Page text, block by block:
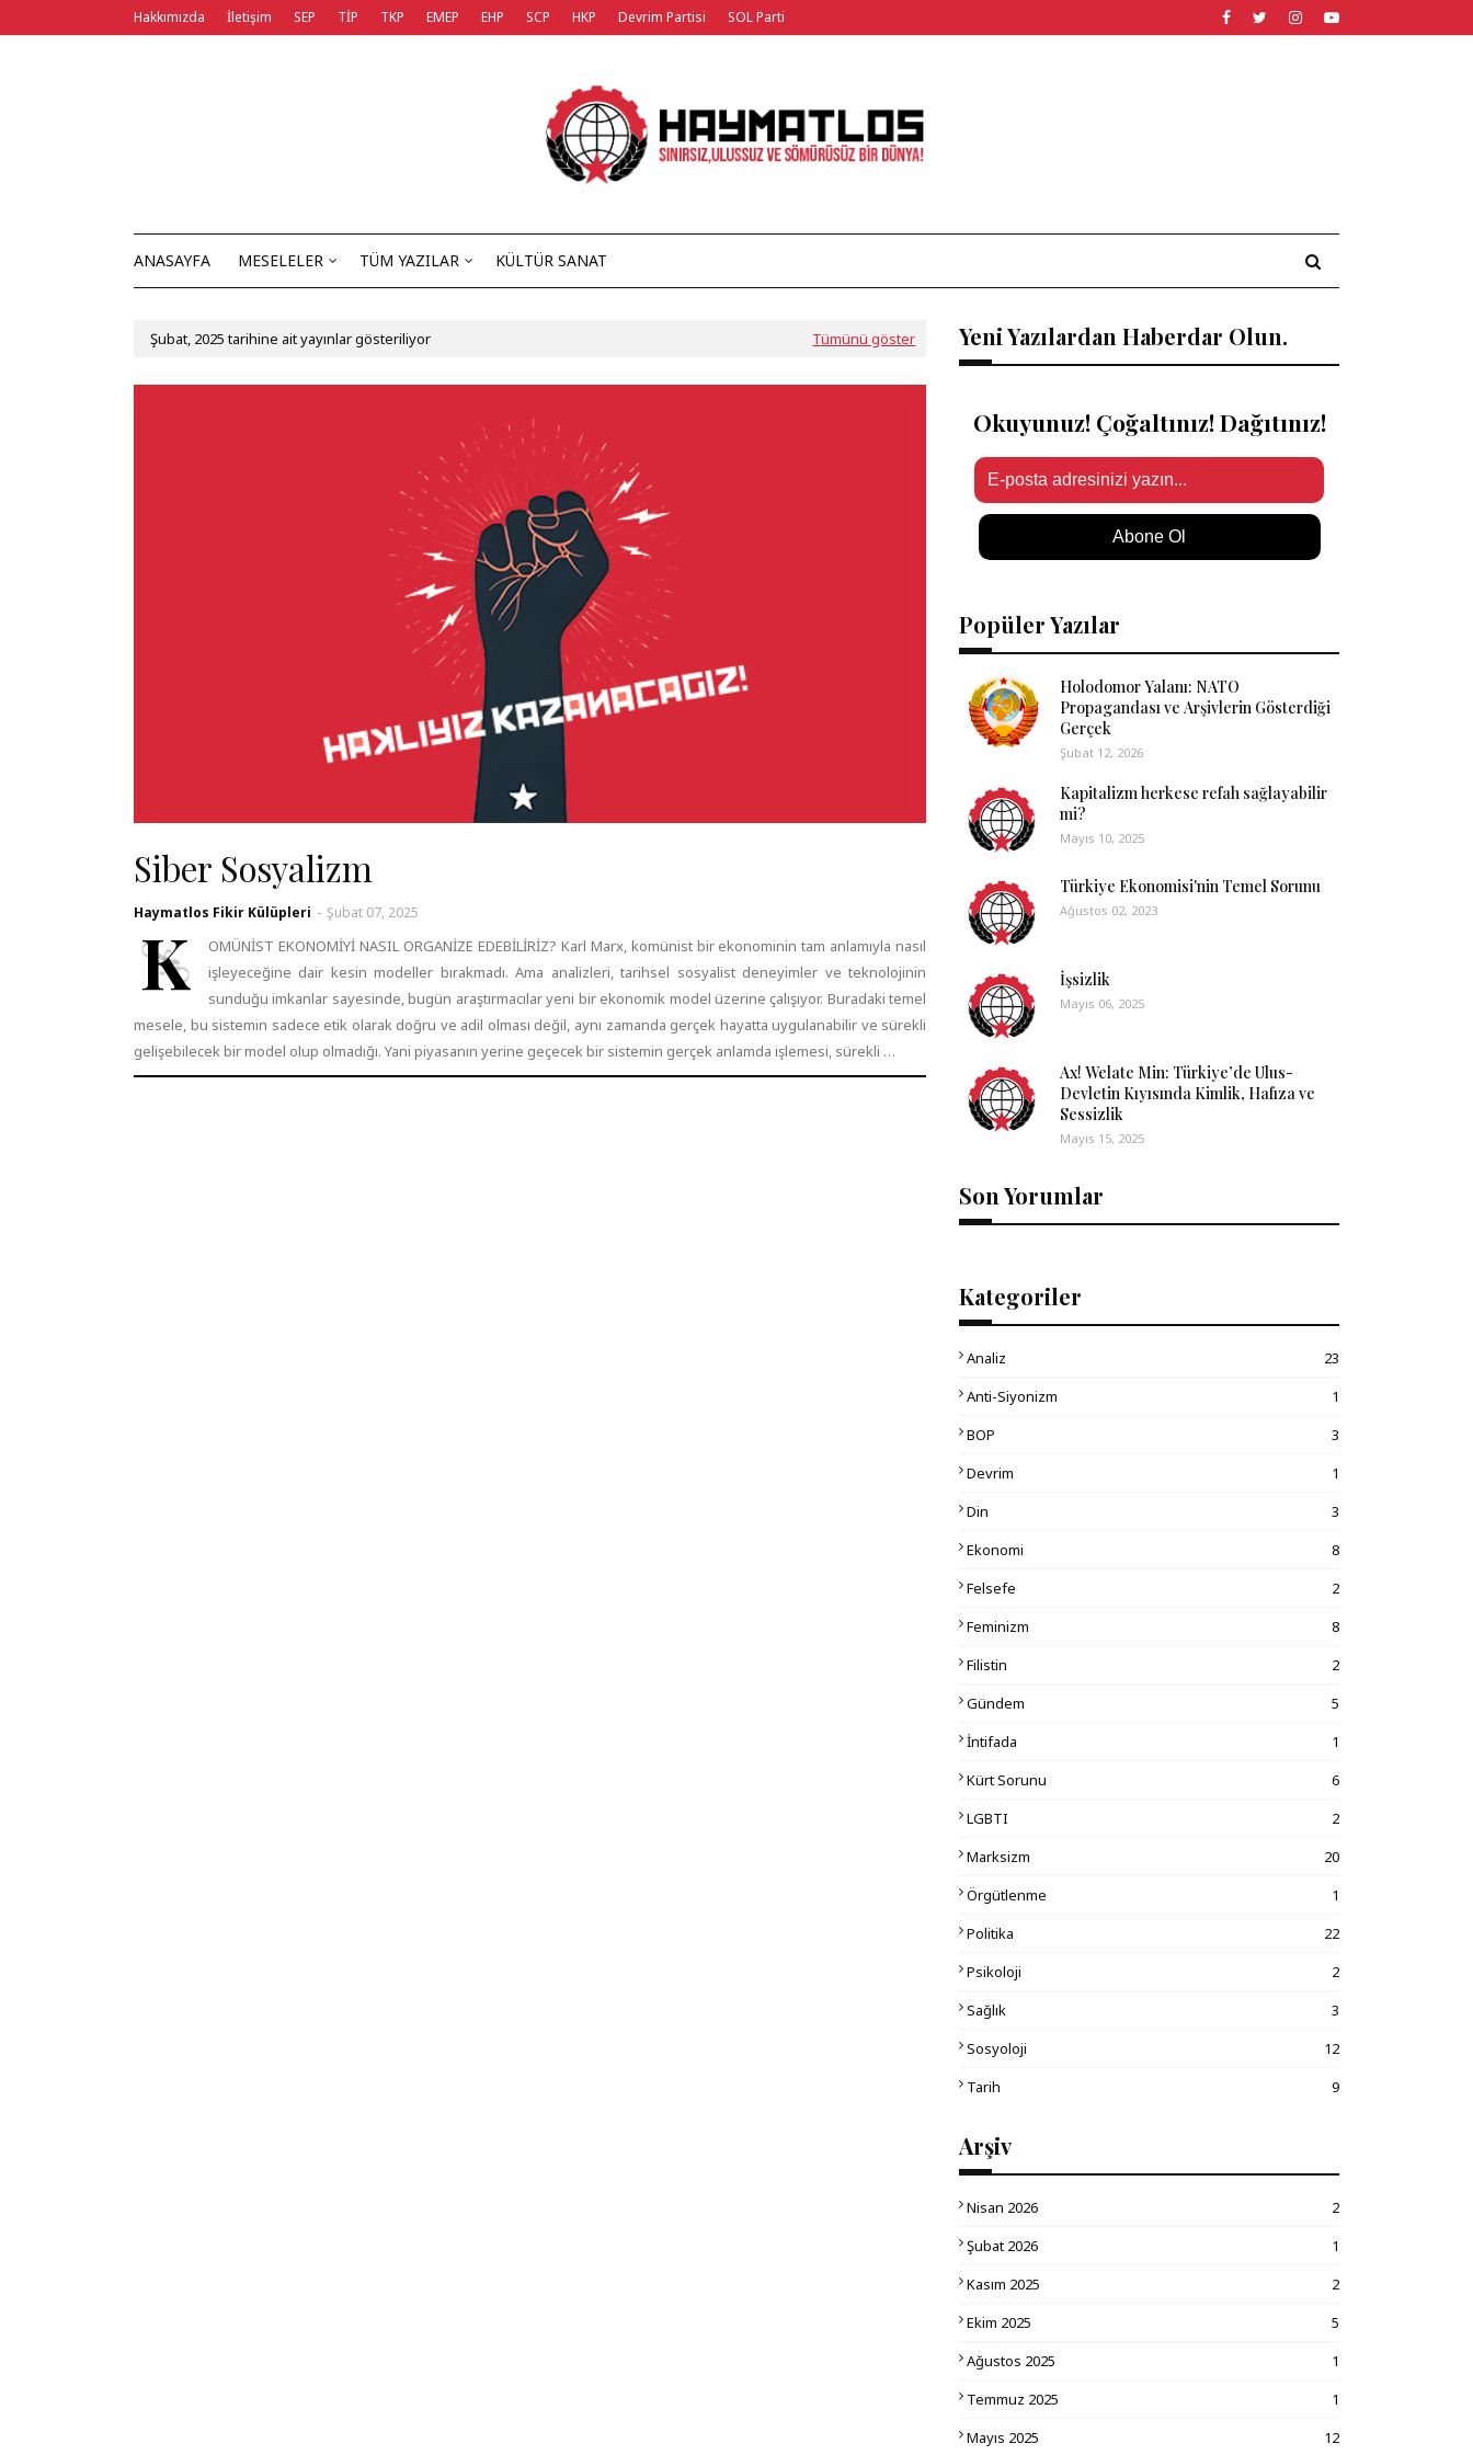
Hakkımızda İletişim SEP TİP TKP EMEP EHP SCP HKP Devrim Partisi SOL Parti
ANASAYFA MESELELER TÜM YAZILAR KÜLTÜR SANAT
Şubat, 2025 tarihine ait yayınlar gösteriliyor Tümünü göster
Siber Sosyalizm
Haymatlos Fikir Külüpleri - Şubat 07, 2025
K
OMÜNİST EKONOMİYİ NASIL ORGANİZE EDEBİLİRİZ? Karl Marx, komünist bir ekonominin tam anlamıyla nasıl
işleyeceğine dair kesin modeller bırakmadı. Ama analizleri, tarihsel sosyalist deneyimler ve teknolojinin
sunduğu imkanlar sayesinde, bugün araştırmacılar yeni bir ekonomik model üzerine çalışıyor. Buradaki temel
mesele, bu sistemin sadece etik olarak doğru ve adil olması değil, aynı zamanda gerçek hayatta uygulanabilir ve sürekli
gelişebilecek bir model olup olmadığı. Yani piyasanın yerine geçecek bir sistemin gerçek anlamda işlemesi, sürekli …
Yeni Yazılardan Haberdar Olun.
Okuyunuz! Çoğaltınız! Dağıtınız!
Abone Ol
Popüler Yazılar
Holodomor Yalanı: NATO
Propagandası ve Arşivlerin Gösterdiği
Gerçek
Şubat 12, 2026
Kapitalizm herkese refah sağlayabilir
mi?
Mayıs 10, 2025
Türkiye Ekonomisi'nin Temel Sorunu
Ağustos 02, 2023
İşsizlik
Mayıs 06, 2025
Ax! Welate Min: Türkiye’de Ulus-
Devletin Kıyısında Kimlik, Hafıza ve
Sessizlik
Mayıs 15, 2025
Son Yorumlar
Kategoriler
Analiz
23
Anti-Siyonizm
1
BOP
3
Devrim
1
Din
3
Ekonomi
8
Felsefe
2
Feminizm
8
Filistin
2
Gündem
5
İntifada
1
Kürt Sorunu
6
LGBTI
2
Marksizm
20
Örgütlenme
1
Politika
22
Psikoloji
2
Sağlık
3
Sosyoloji
12
Tarih
9
Arşiv
Nisan 2026
2
Şubat 2026
1
Kasım 2025
2
Ekim 2025
5
Ağustos 2025
1
Temmuz 2025
1
Mayıs 2025
12